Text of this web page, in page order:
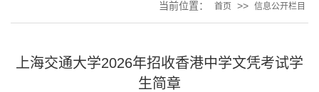
当前位置： 首页 >> 信息公开栏目
上海交通大学2026年招收香港中学文凭考试学
生简章